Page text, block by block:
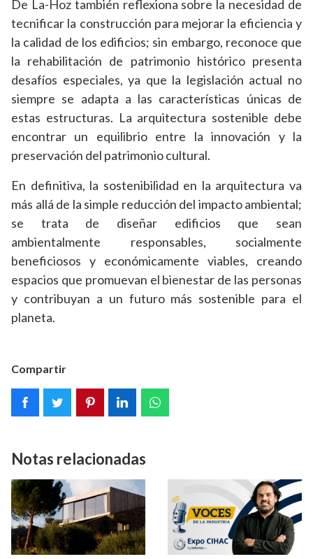
De La-Hoz también reflexiona sobre la necesidad de
tecnificar la construcción para mejorar la eficiencia y
la calidad de los edificios; sin embargo, reconoce que
la rehabilitación de patrimonio histórico presenta
desafíos especiales, ya que la legislación actual no
siempre se adapta a las características únicas de
estas estructuras. La arquitectura sostenible debe
encontrar un equilibrio entre la innovación y la
preservación del patrimonio cultural.
En definitiva, la sostenibilidad en la arquitectura va
más allá de la simple reducción del impacto ambiental;
se trata de diseñar edificios que sean
ambientalmente responsables, socialmente
beneficiosos y económicamente viables, creando
espacios que promuevan el bienestar de las personas
y contribuyan a un futuro más sostenible para el
planeta.
Compartir
Notas relacionadas